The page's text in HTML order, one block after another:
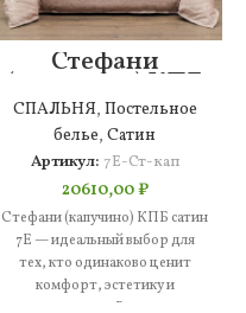
Стефани
(капучино) КПБ
сатин 7Е
СПАЛЬНЯ, Постельное
белье, Сатин
Артикул: 7Е-Ст-кап
20610,00₽
Стефани (капучино) КПБ сатин
7Е — идеальный выбор для
тех, кто одинаково ценит
комфорт, эстетику и
практичность. В составе —